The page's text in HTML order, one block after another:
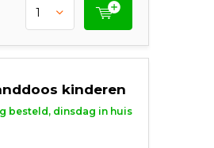
kinderen
besteld, dinsdag in huis